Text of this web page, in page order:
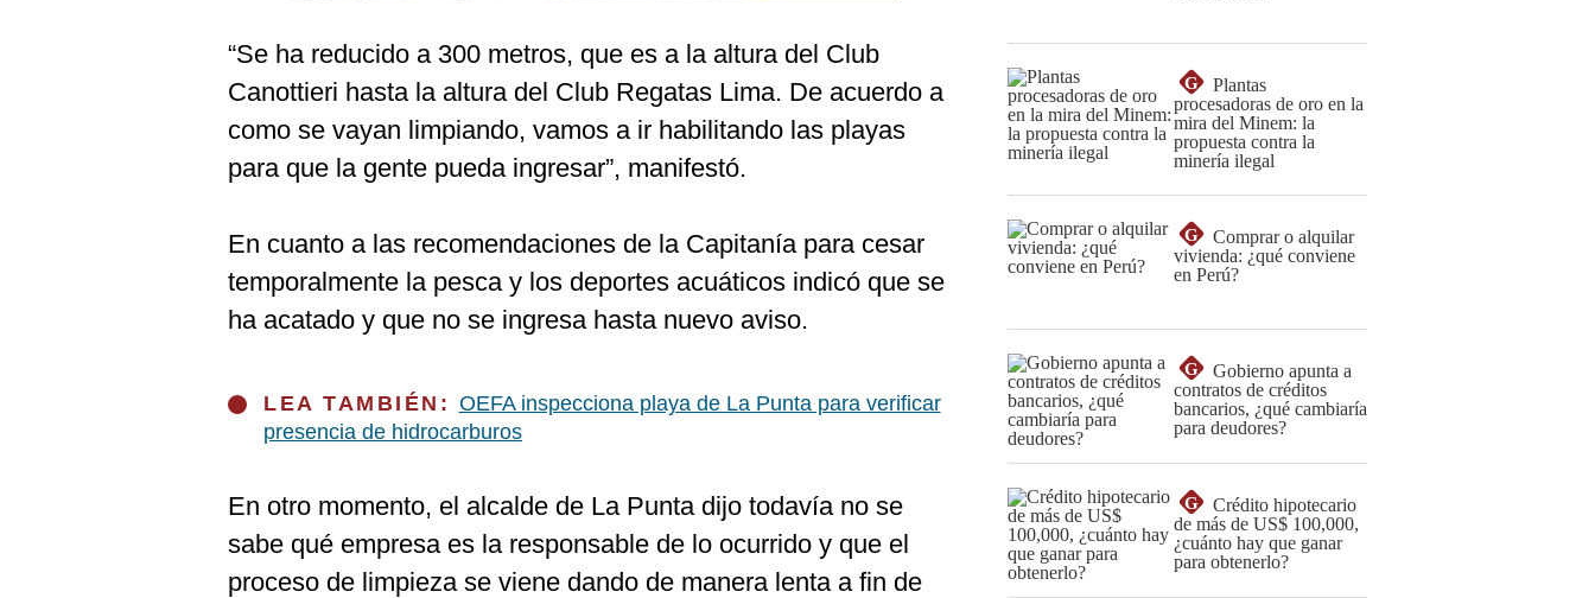
“Se ha reducido a 300 metros, que es a la altura del Club
Canottieri hasta la altura del Club Regatas Lima. De acuerdo a
como se vayan limpiando, vamos a ir habilitando las playas
para que la gente pueda ingresar”, manifestó.
En cuanto a las recomendaciones de la Capitanía para cesar
temporalmente la pesca y los deportes acuáticos indicó que se
ha acatado y que no se ingresa hasta nuevo aviso.
LEA TAMBIÉN: OEFA inspecciona playa de La Punta para verificar
presencia de hidrocarburos
En otro momento, el alcalde de La Punta dijo todavía no se
sabe qué empresa es la responsable de lo ocurrido y que el
proceso de limpieza se viene dando de manera lenta a fin de
G
Plantas
procesadoras de oro en la
mira del Minem: la
propuesta contra la
minería ilegal
G
Comprar o alquilar
vivienda: ¿qué conviene
en Perú?
G
Gobierno apunta a
contratos de créditos
bancarios, ¿qué cambiaría
para deudores?
G
Crédito hipotecario
de más de US$ 100,000,
¿cuánto hay que ganar
para obtenerlo?